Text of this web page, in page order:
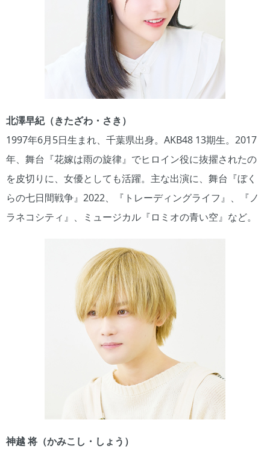
北澤早紀（きたざわ・さき）
1997年6月5日生まれ、千葉県出身。AKB48 13期生。2017
年、舞台『花嫁は雨の旋律』でヒロイン役に抜擢されたの
を皮切りに、女優としても活躍。主な出演に、舞台『ぼく
らの七日間戦争』2022、『トレーディングライフ』、『ノ
ラネコシティ』、ミュージカル『ロミオの青い空』など。
神越 将（かみこし・しょう）